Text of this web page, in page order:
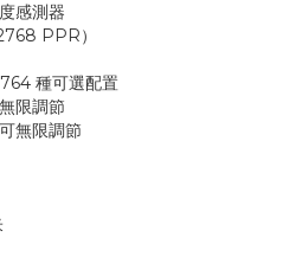
感測器
PPR）
種可選配置
限調節
無限調節